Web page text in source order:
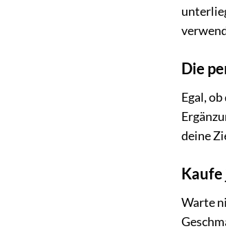
Die
Egal,
deine
Warte